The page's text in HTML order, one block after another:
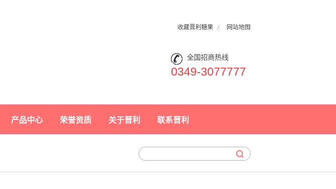
收藏晋利糖果 网站地图
全国招商热线
0349-3077777
产品中心 荣誉资质 关于晋利 联系晋利